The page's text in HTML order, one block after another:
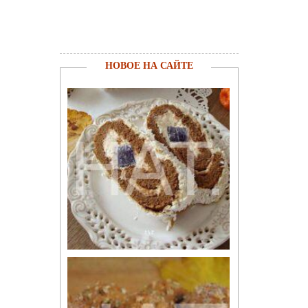
НОВОЕ НА САЙТЕ